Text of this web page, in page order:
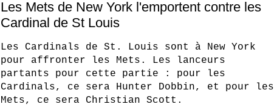
Les Mets de New York l'emportent contre les
Cardinal de St Louis
Les Cardinals de St. Louis sont à New York
pour affronter les Mets. Les lanceurs
partants pour cette partie : pour les
Cardinals, ce sera Hunter Dobbin, et pour les
Mets, ce sera Christian Scott.